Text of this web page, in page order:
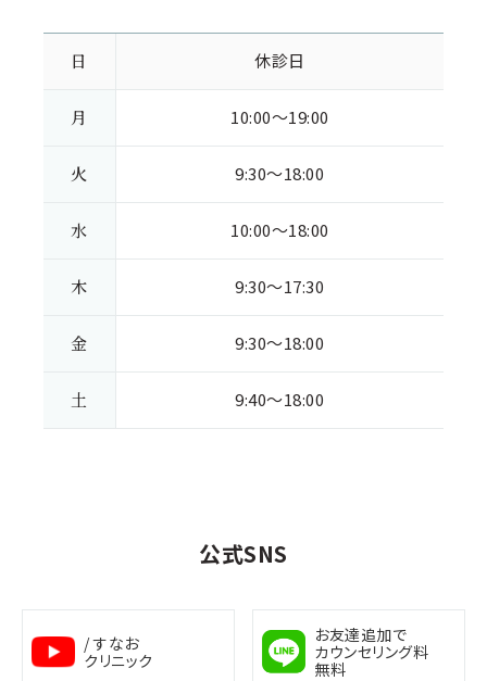
日
月
火
水
木
金
土
休診日
10:00～19:00
9:30～18:00
10:00～18:00
9:30～17:30
9:30～18:00
9:40～18:00
公式SNS
/ すなお
クリニック
お友達追加で
カウンセリング料
無料